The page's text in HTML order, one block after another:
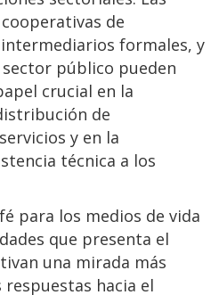
de
formales, y
público pueden
crucial en la
de
y en la
técnica a los
para los medios de vida
que presenta el
una mirada más
hacia el